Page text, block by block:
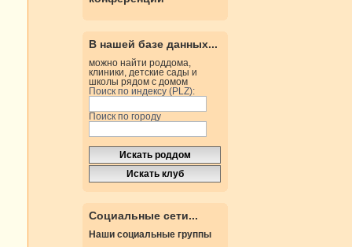
В нашей базе данных...
можно найти роддома,
клиники, детские сады и
школы рядом с домом
Поиск по индексу (PLZ):
Поиск по городу
Социальные сети...
Наши социальные группы